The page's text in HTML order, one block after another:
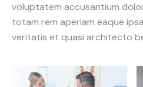
voluptatem accusantium
totam rem aperiam eaque
veritatis et quasi architecto